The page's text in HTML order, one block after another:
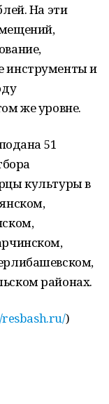
На эти
инструменты и
же уровне.
51
культуры в
районах.
)